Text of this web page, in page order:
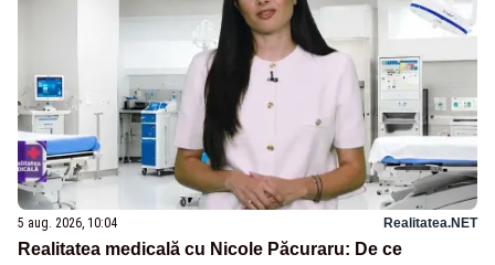
5 aug. 2026, 10:04 Realitatea.NET
Realitatea medicală cu Nicole Păcuraru: De ce